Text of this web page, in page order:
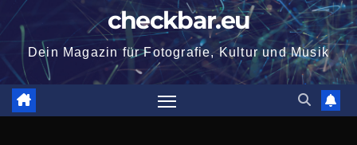
checkbar.eu
Dein Magazin für Fotografie, Kultur und Musik